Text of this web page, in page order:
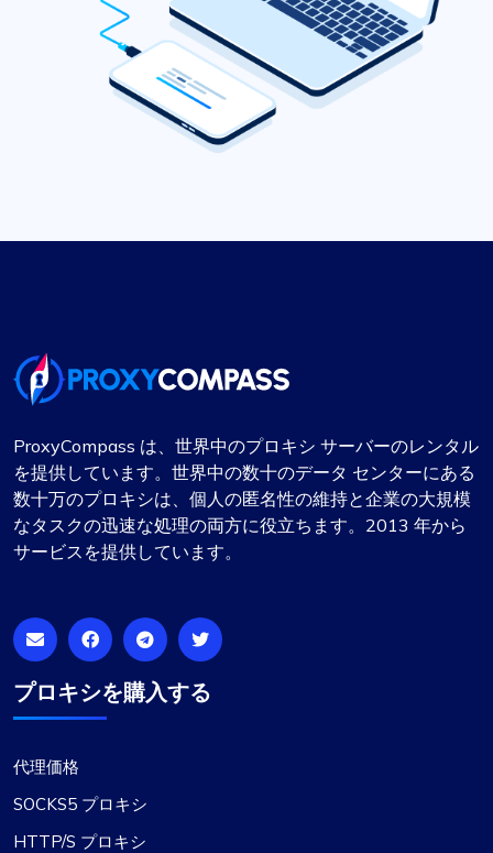
ProxyCompass は、世界中のプロキシ サーバーのレンタル
を提供しています。世界中の数十のデータ センターにある
数十万のプロキシは、個人の匿名性の維持と企業の大規模
なタスクの迅速な処理の両方に役立ちます。2013 年から
サービスを提供しています。
プロキシを購入する
代理価格
SOCKS5 プロキシ
HTTP/S プロキシ